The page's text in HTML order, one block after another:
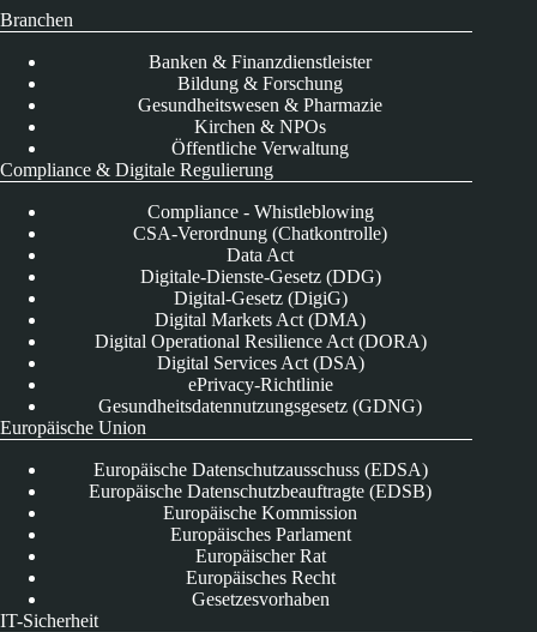
Branchen
Banken & Finanzdienstleister
Bildung & Forschung
Gesundheitswesen & Pharmazie
Kirchen & NPOs
Öffentliche Verwaltung
Compliance & Digitale Regulierung
Compliance - Whistleblowing
CSA-Verordnung (Chatkontrolle)
Data Act
Digitale-Dienste-Gesetz (DDG)
Digital-Gesetz (DigiG)
Digital Markets Act (DMA)
Digital Operational Resilience Act (DORA)
Digital Services Act (DSA)
ePrivacy-Richtlinie
Gesundheitsdatennutzungsgesetz (GDNG)
Europäische Union
Europäische Datenschutzausschuss (EDSA)
Europäische Datenschutzbeauftragte (EDSB)
Europäische Kommission
Europäisches Parlament
Europäischer Rat
Europäisches Recht
Gesetzesvorhaben
IT-Sicherheit